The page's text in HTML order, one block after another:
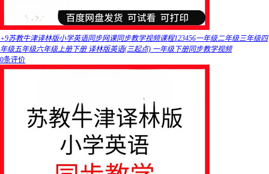
+9苏教牛津译林版小学英语同步网课同步教学视频课程123456一年级二年级三年级四
年级五年级六年级上册下册 译林版英语(三起点) 一年级下册同步教学视频
0条评价